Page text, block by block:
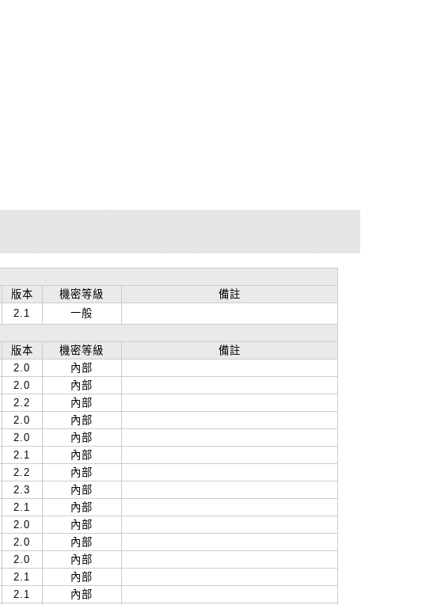
版本 機密等級
備註
2.1
一般
版本 機密等級
備註
2.0
內部
2.0
內部
2.2
內部
2.0
內部
2.0
內部
2.1
內部
2.2
內部
2.3
內部
2.1
內部
2.0
內部
2.0
內部
2.0
內部
2.1
內部
2.1
內部